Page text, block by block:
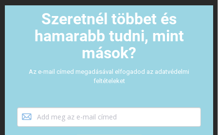
Szeretnél többet és
hamarabb tudni, mint
mások?
Az e-mail címed megadásával elfogadod az adatvédelmi
feltételeket